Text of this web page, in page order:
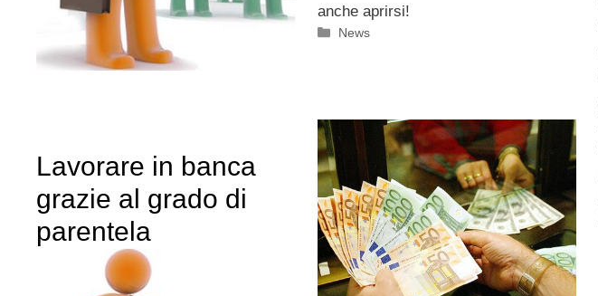
anche aprirsi!
Categorie
News
Lavorare in banca
grazie al grado di
parentela